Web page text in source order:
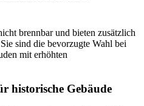
brennbar und bieten zusätzlich
sind die bevorzugte Wahl bei
mit erhöhten
historische Gebäude